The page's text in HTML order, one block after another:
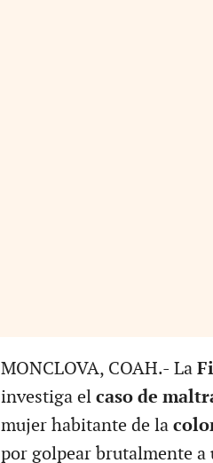
MONCLOVA, COAH.- La
investiga el caso de
mujer habitante de la
por golpear brutalmente